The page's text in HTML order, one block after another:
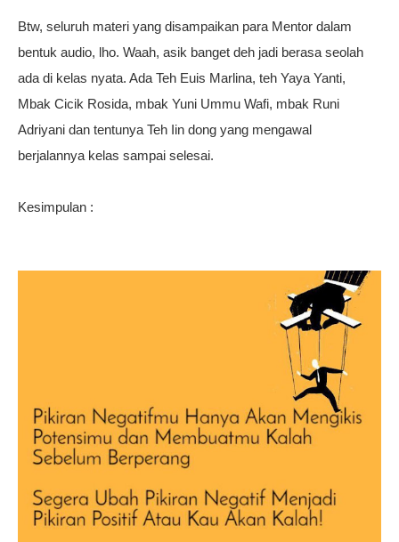
Btw, seluruh materi yang disampaikan para Mentor dalam
bentuk audio, lho. Waah, asik banget deh jadi berasa seolah
ada di kelas nyata. Ada Teh Euis Marlina, teh Yaya Yanti,
Mbak Cicik Rosida, mbak Yuni Ummu Wafi, mbak Runi
Adriyani dan tentunya Teh Iin dong yang mengawal
berjalannya kelas sampai selesai.
Kesimpulan :